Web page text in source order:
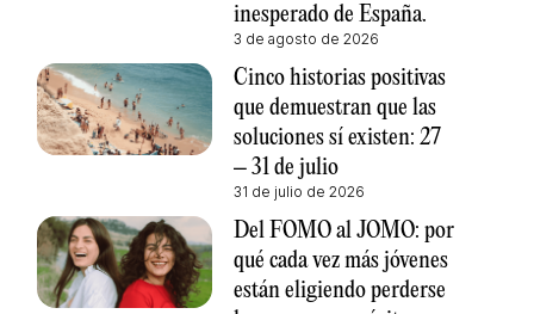
inesperado de España.
3 de agosto de 2026
Cinco historias positivas
que demuestran que las
soluciones sí existen: 27
– 31 de julio
31 de julio de 2026
Del FOMO al JOMO: por
qué cada vez más jóvenes
están eligiendo perderse